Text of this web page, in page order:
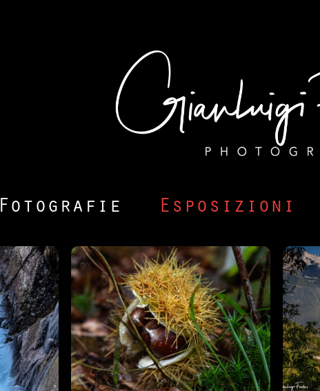
Fotografie Esposizioni